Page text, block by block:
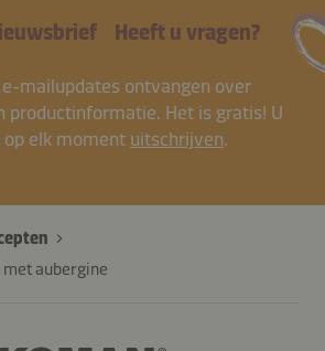
Heeft u vragen?
mailupdates ontvangen over
productinformatie. Het is gratis! U
op elk moment uitschrijven.
met aubergine